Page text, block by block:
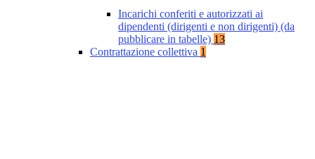
Incarichi conferiti e autorizzati ai
dipendenti (dirigenti e non dirigenti) (da
pubblicare in tabelle) 13
Contrattazione collettiva 1